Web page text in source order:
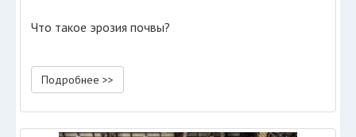
Что такое эрозия почвы?
Подробнее >>